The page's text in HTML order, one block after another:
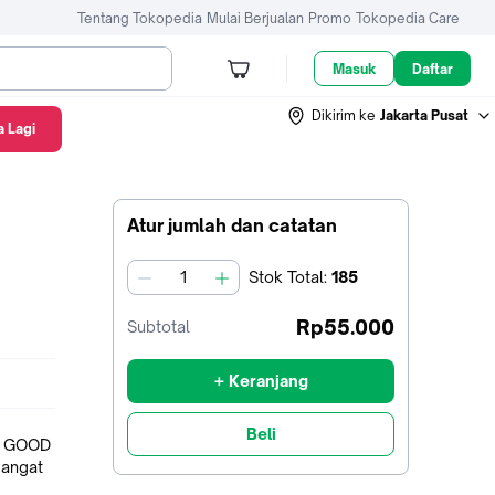
Tentang Tokopedia Mulai Berjualan Promo Tokopedia Care
Masuk Daftar
Dikirim ke Jakarta Pusat
Atur jumlah dan catatan
jumlah Stok Total: 185
Subtotal Rp55.000
+ Keranjang
Beli
Lagi